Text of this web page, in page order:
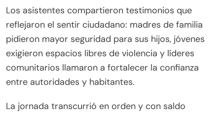
Los asistentes compartieron testimonios que
reflejaron el sentir ciudadano: madres de familia
pidieron mayor seguridad para sus hijos, jóvenes
exigieron espacios libres de violencia y líderes
comunitarios llamaron a fortalecer la confianza
entre autoridades y habitantes.
La jornada transcurrió en orden y con saldo